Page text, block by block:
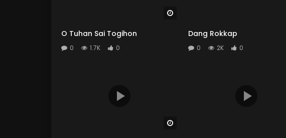
O Tuhan Sai Togihon
0 1.7K 0
Dang Rokkap
0 2K 0